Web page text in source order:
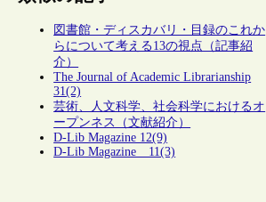
図書館・ディスカバリ・目録のこれか
らについて考える13の視点（記事紹
介）
The Journal of Academic Librarianship
31(2)
芸術、人文科学、社会科学におけるオ
ープンネス（文献紹介）
D-Lib Magazine 12(9)
D-Lib Magazine 11(3)